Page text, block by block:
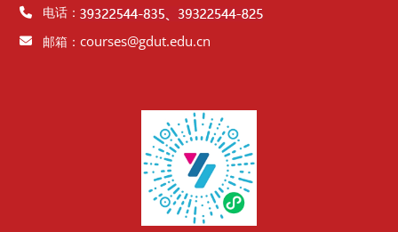
电话：
邮箱：courses@gdut.edu.cn